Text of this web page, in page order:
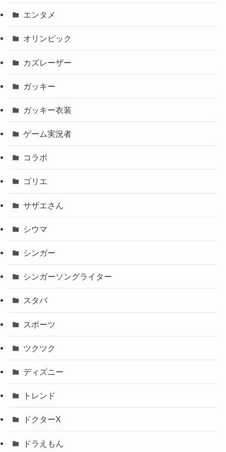
エンタメ
オリンピック
カズレーザー
ガッキー
ガッキー衣装
ゲーム実況者
コラボ
ゴリエ
サザエさん
シウマ
シンガー
シンガーソングライター
スタバ
スポーツ
ツクツク
ディズニー
トレンド
ドクターX
ドラえもん